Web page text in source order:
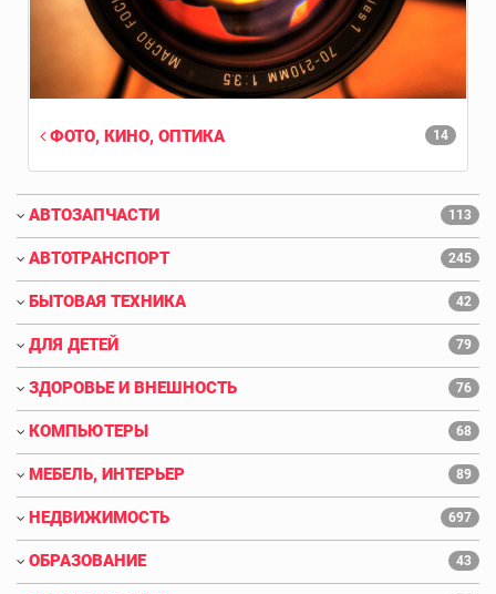
14
ФОТО, КИНО, ОПТИКА
АВТОЗАПЧАСТИ 113
АВТОТРАНСПОРТ 245
БЫТОВАЯ ТЕХНИКА 42
ДЛЯ ДЕТЕЙ 79
ЗДОРОВЬЕ И ВНЕШНОСТЬ 76
КОМПЬЮТЕРЫ 68
МЕБЕЛЬ, ИНТЕРЬЕР 89
НЕДВИЖИМОСТЬ 697
ОБРАЗОВАНИЕ 43